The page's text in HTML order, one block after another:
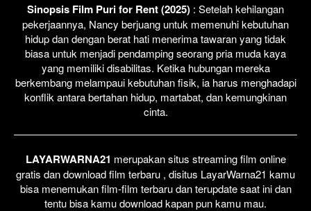
Sinopsis Film Puri for Rent (2025) : Setelah kehilangan
pekerjaannya, Nancy berjuang untuk memenuhi kebutuhan
hidup dan dengan berat hati menerima tawaran yang tidak
biasa untuk menjadi pendamping seorang pria muda kaya
yang memiliki disabilitas. Ketika hubungan mereka
berkembang melampaui kebutuhan fisik, ia harus menghadapi
konflik antara bertahan hidup, martabat, dan kemungkinan
cinta.
LAYARWARNA21 merupakan situs streaming film online
gratis dan download film terbaru , disitus LayarWarna21 kamu
bisa menemukan film-film terbaru dan terupdate saat ini dan
tentu bisa kamu download kapan pun kamu mau.